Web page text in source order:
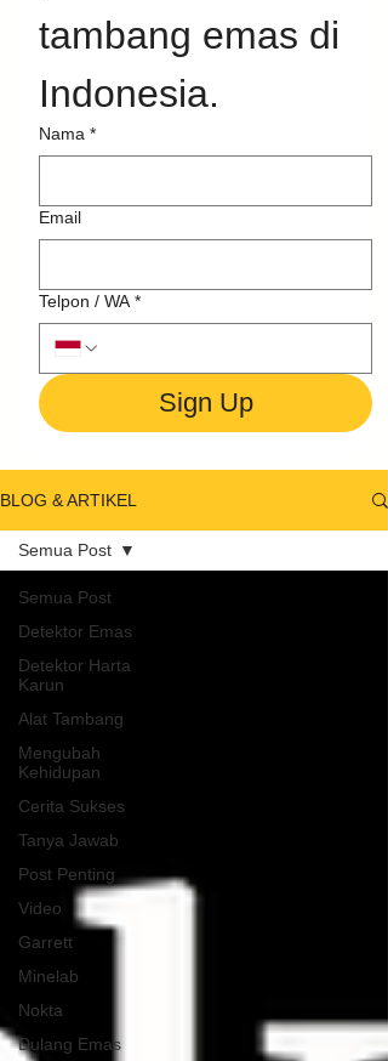
tambang emas di
Nama *
Email
Telpon / WA *
Sign Up
BLOG & ARTIKEL
Semua Post
Detektor Emas
Detektor Harta
Karun
Alat Tambang
Mengubah
Kehidupan
Cerita Sukses
Tanya Jawab
Post Penting
Video
Garrett
Minelab
Nokta
Dulang Emas
Semua Post